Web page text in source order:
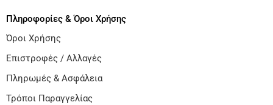
Πληροφορίες & Όροι Χρήσης
Όροι Χρήσης
Επιστροφές / Αλλαγές
Πληρωμές & Ασφάλεια
Τρόποι Παραγγελίας